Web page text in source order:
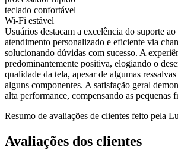
teclado confortável
Wi-Fi estável
Usuários destacam a excelência do suporte
atendimento personalizado e eficiente via
solucionando dúvidas com sucesso. A
predominantemente positiva, elogiando o
qualidade da tela, apesar de algumas
alguns componentes. A satisfação geral
alta performance, compensando as pequenas
Resumo de avaliações de clientes feito pela Lu
Avaliações dos clientes